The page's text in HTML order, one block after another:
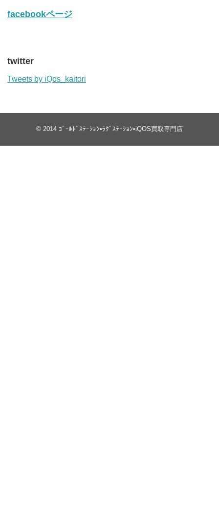
facebookページ
twitter
Tweets by iQos_kaitori
© 2014 ｺﾞｰﾙﾄﾞｽﾃｰｼｮﾝ•ﾗｸﾞｽﾃｰｼｮﾝ•iQOS買取専門店